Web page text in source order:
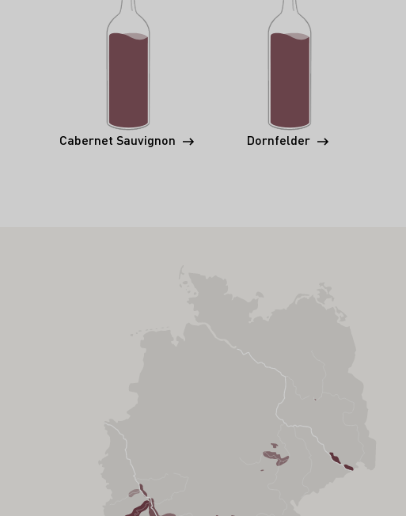
Cabernet Sauvignon Dornfelder